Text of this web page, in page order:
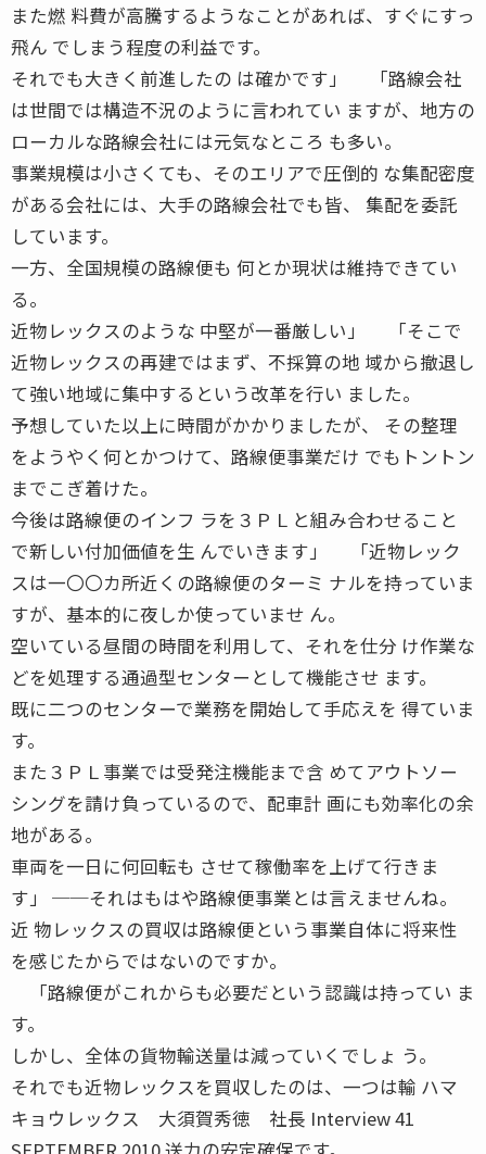
また燃 料費が高騰するようなことがあれば、すぐにすっ
飛ん でしまう程度の利益です。
それでも大きく前進したの は確かです」 「路線会社
は世間では構造不況のように言われてい ますが、地方の
ローカルな路線会社には元気なところ も多い。
事業規模は小さくても、そのエリアで圧倒的 な集配密度
がある会社には、大手の路線会社でも皆、 集配を委託
しています。
一方、全国規模の路線便も 何とか現状は維持できてい
る。
近物レックスのような 中堅が一番厳しい」 「そこで
近物レックスの再建ではまず、不採算の地 域から撤退し
て強い地域に集中するという改革を行い ました。
予想していた以上に時間がかかりましたが、 その整理
をようやく何とかつけて、路線便事業だけ でもトントン
までこぎ着けた。
今後は路線便のインフ ラを３ＰＬと組み合わせること
で新しい付加価値を生 んでいきます」 「近物レック
スは一〇〇カ所近くの路線便のターミ ナルを持っていま
すが、基本的に夜しか使っていませ ん。
空いている昼間の時間を利用して、それを仕分 け作業な
どを処理する通過型センターとして機能させ ます。
既に二つのセンターで業務を開始して手応えを 得ていま
す。
また３ＰＬ事業では受発注機能まで含 めてアウトソー
シングを請け負っているので、配車計 画にも効率化の余
地がある。
車両を一日に何回転も させて稼働率を上げて行きま
す」 ──それはもはや路線便事業とは言えませんね。
近 物レックスの買収は路線便という事業自体に将来性
を感じたからではないのですか。
「路線便がこれからも必要だという認識は持ってい ま
す。
しかし、全体の貨物輸送量は減っていくでしょ う。
それでも近物レックスを買収したのは、一つは輸 ハマ
キョウレックス 大須賀秀徳 社長 Interview 41